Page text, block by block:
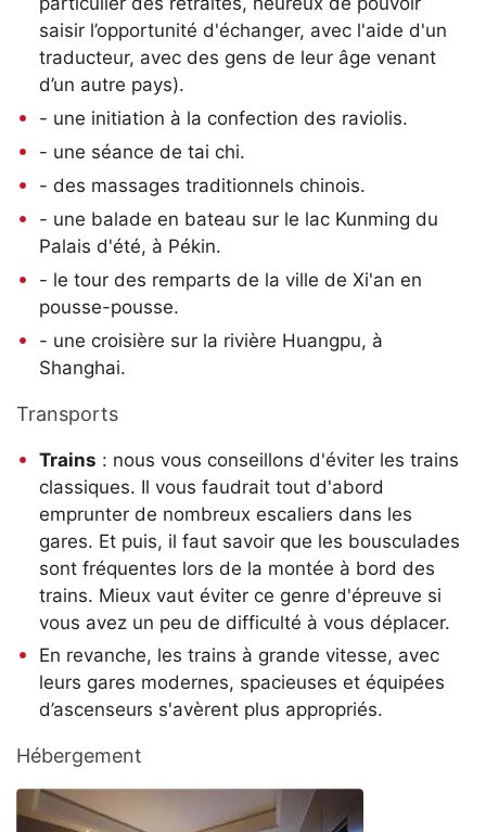
saisir l’opportunité d'échanger, avec l'aide d'un
traducteur, avec des gens de leur âge venant
d’un autre pays).
- une initiation à la confection des raviolis.
- une séance de tai chi.
- des massages traditionnels chinois.
- une balade en bateau sur le lac Kunming du
Palais d'été, à Pékin.
- le tour des remparts de la ville de Xi'an en
pousse-pousse.
- une croisière sur la rivière Huangpu, à
Shanghai.
Transports
Trains : nous vous conseillons d'éviter les trains
classiques. Il vous faudrait tout d'abord
emprunter de nombreux escaliers dans les
gares. Et puis, il faut savoir que les bousculades
sont fréquentes lors de la montée à bord des
trains. Mieux vaut éviter ce genre d'épreuve si
vous avez un peu de difficulté à vous déplacer.
En revanche, les trains à grande vitesse, avec
leurs gares modernes, spacieuses et équipées
d’ascenseurs s'avèrent plus appropriés.
Hébergement